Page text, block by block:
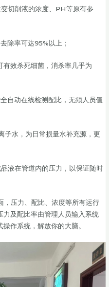
切削液的浓度、PH等原有参
除率可达95%以上；
效杀死细菌，消杀率几乎为
自动在线检测配比，无须人员值
子水，为日常损量水补充源，更
液在管道内的压力，以保证随时
，压力、配比、浓度等所有运行
力及配比率由管理人员输入系统
作系统，解放你的大脑。